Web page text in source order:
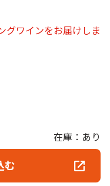
グワインをお届けしま
在庫：あり
む